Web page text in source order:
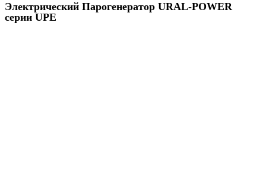
Электрический Парогенератор URAL-POWER
серии UPE